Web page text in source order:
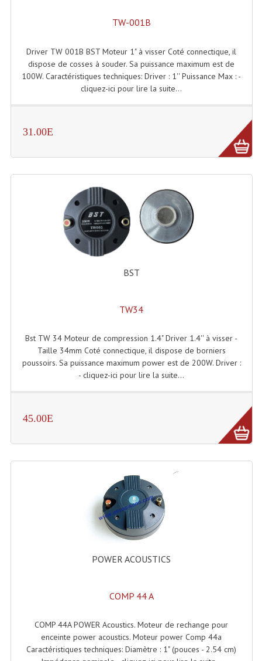
Haut-Parleurs Amplis Guitare
Moteurs Pavillons Pour Enceinte
Tweeters Pour Enceintes
Lecteurs Double Cd Mixage Intégrée
Lecteurs Double Cd MP3
Lecteurs Lasers Simple Et Mp3 (rack 19")
Minidisc
Enregistreur Numérique
Platines Dvd Pour Dj
Platines Cassettes
Micro Sans Fil HF VHF 200MHZ
Micro Sans Fil HF UHF 800MHZ
Micros De Studio
Microphones De Surface
Multi-Effets, Reverbes Etc...
Pupitre Pour Discours
Samplers, Échantillonneurs
TW-001B
Driver TW 001B BST Moteur 1" à visser Coté connectique, il
dispose de cosses à souder. Sa puissance maximum est de
100W. Caractéristiques techniques: Driver : 1'' Puissance Max : -
cliquez-ici pour lire la suite...
31.00E
BST
TW34
Bst TW 34 Moteur de compression 1.4" Driver 1.4'' à visser -
Taille 34mm Coté connectique, il dispose de borniers
poussoirs. Sa puissance maximum power est de 200W. Driver :
- cliquez-ici pour lire la suite...
45.00E
POWER ACOUSTICS
COMP 44 A
COMP 44A POWER Acoustics. Moteur de rechange pour
enceinte power acoustics. Moteur power Comp 44a
Caractéristiques techniques: Diamètre : 1" (pouces - 2.54 cm)